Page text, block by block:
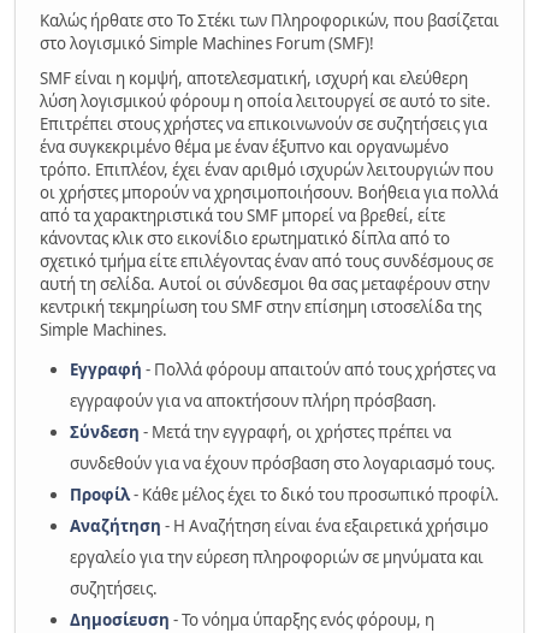
Καλώς ήρθατε στο Το Στέκι των Πληροφορικών, που βασίζεται
στο λογισμικό Simple Machines Forum (SMF)!
SMF είναι η κομψή, αποτελεσματική, ισχυρή και ελεύθερη
λύση λογισμικού φόρουμ η οποία λειτουργεί σε αυτό το site.
Επιτρέπει στους χρήστες να επικοινωνούν σε συζητήσεις για
ένα συγκεκριμένο θέμα με έναν έξυπνο και οργανωμένο
τρόπο. Επιπλέον, έχει έναν αριθμό ισχυρών λειτουργιών που
οι χρήστες μπορούν να χρησιμοποιήσουν. Βοήθεια για πολλά
από τα χαρακτηριστικά του SMF μπορεί να βρεθεί, είτε
κάνοντας κλικ στο εικονίδιο ερωτηματικό δίπλα από το
σχετικό τμήμα είτε επιλέγοντας έναν από τους συνδέσμους σε
αυτή τη σελίδα. Αυτοί οι σύνδεσμοι θα σας μεταφέρουν στην
κεντρική τεκμηρίωση του SMF στην επίσημη ιστοσελίδα της
Simple Machines.
Εγγραφή - Πολλά φόρουμ απαιτούν από τους χρήστες να
εγγραφούν για να αποκτήσουν πλήρη πρόσβαση.
Σύνδεση - Μετά την εγγραφή, οι χρήστες πρέπει να
συνδεθούν για να έχουν πρόσβαση στο λογαριασμό τους.
Προφίλ- Κάθε μέλος έχει το δικό του προσωπικό προφίλ.
Αναζήτηση - Η Αναζήτηση είναι ένα εξαιρετικά χρήσιμο
εργαλείο για την εύρεση πληροφοριών σε μηνύματα και
συζητήσεις.
Δημοσίευση - Το νόημα ύπαρξης ενός φόρουμ, η